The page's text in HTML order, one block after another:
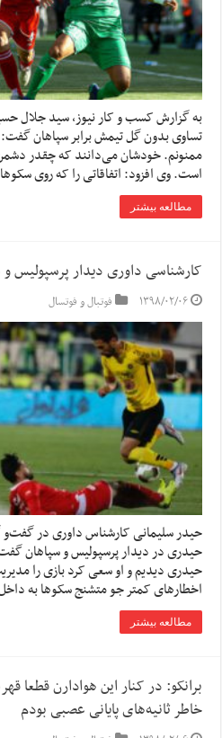
به گزارش کسب و کار نیوز، سید جلال
تساوی بدون گل تیمش برابر سپاهان
ممنونم. خودشان می‌دانند که چقدر
است. وی افزود: اتفاقاتی را که روی
مطالعه بیشتر
کارشناسی داوری دیدار پرسپولیس و
۱۳۹۸/۰۲/۰۶ فوتبال و فوتسال
حیدر سلیمانی کارشناس داوری در گفت‌و
حیدری در دیدار پرسپولیس و سپاهان
حیدری دیدیم و او سعی کرد بازی را
اخطارهای کمتر جو متشنج سکوها به
مطالعه بیشتر
برانکو: در کنار این هوادارن قطعا
خاطر ثانیه‌های پایانی عصبی بودم